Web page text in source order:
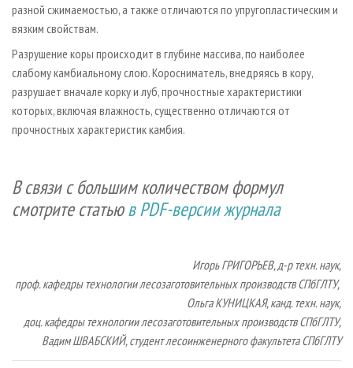
разной сжимаемостью, а также отличаются по упругопластическим и
вязким свойствам.
Разрушение коры происходит в глубине массива, по наиболее
слабому камбиальному слою. Коросниматель, внедряясь в кору,
разрушает вначале корку и луб, прочностные характеристики
которых, включая влажность, существенно отличаются от
прочностных характеристик камбия.
В связи с большим количеством формул
смотрите статьюв PDF-версии журнала
Игорь ГРИГОРЬЕВ, д-р техн. наук,
проф. кафедры технологии лесозаготовительных производств СПбГЛТУ,
Ольга КУНИЦКАЯ, канд. техн. наук,
доц. кафедры технологии лесозаготовительных производств СПбГЛТУ,
Вадим ШВАБСКИЙ, студент лесоинженерного факультета СПбГЛТУ